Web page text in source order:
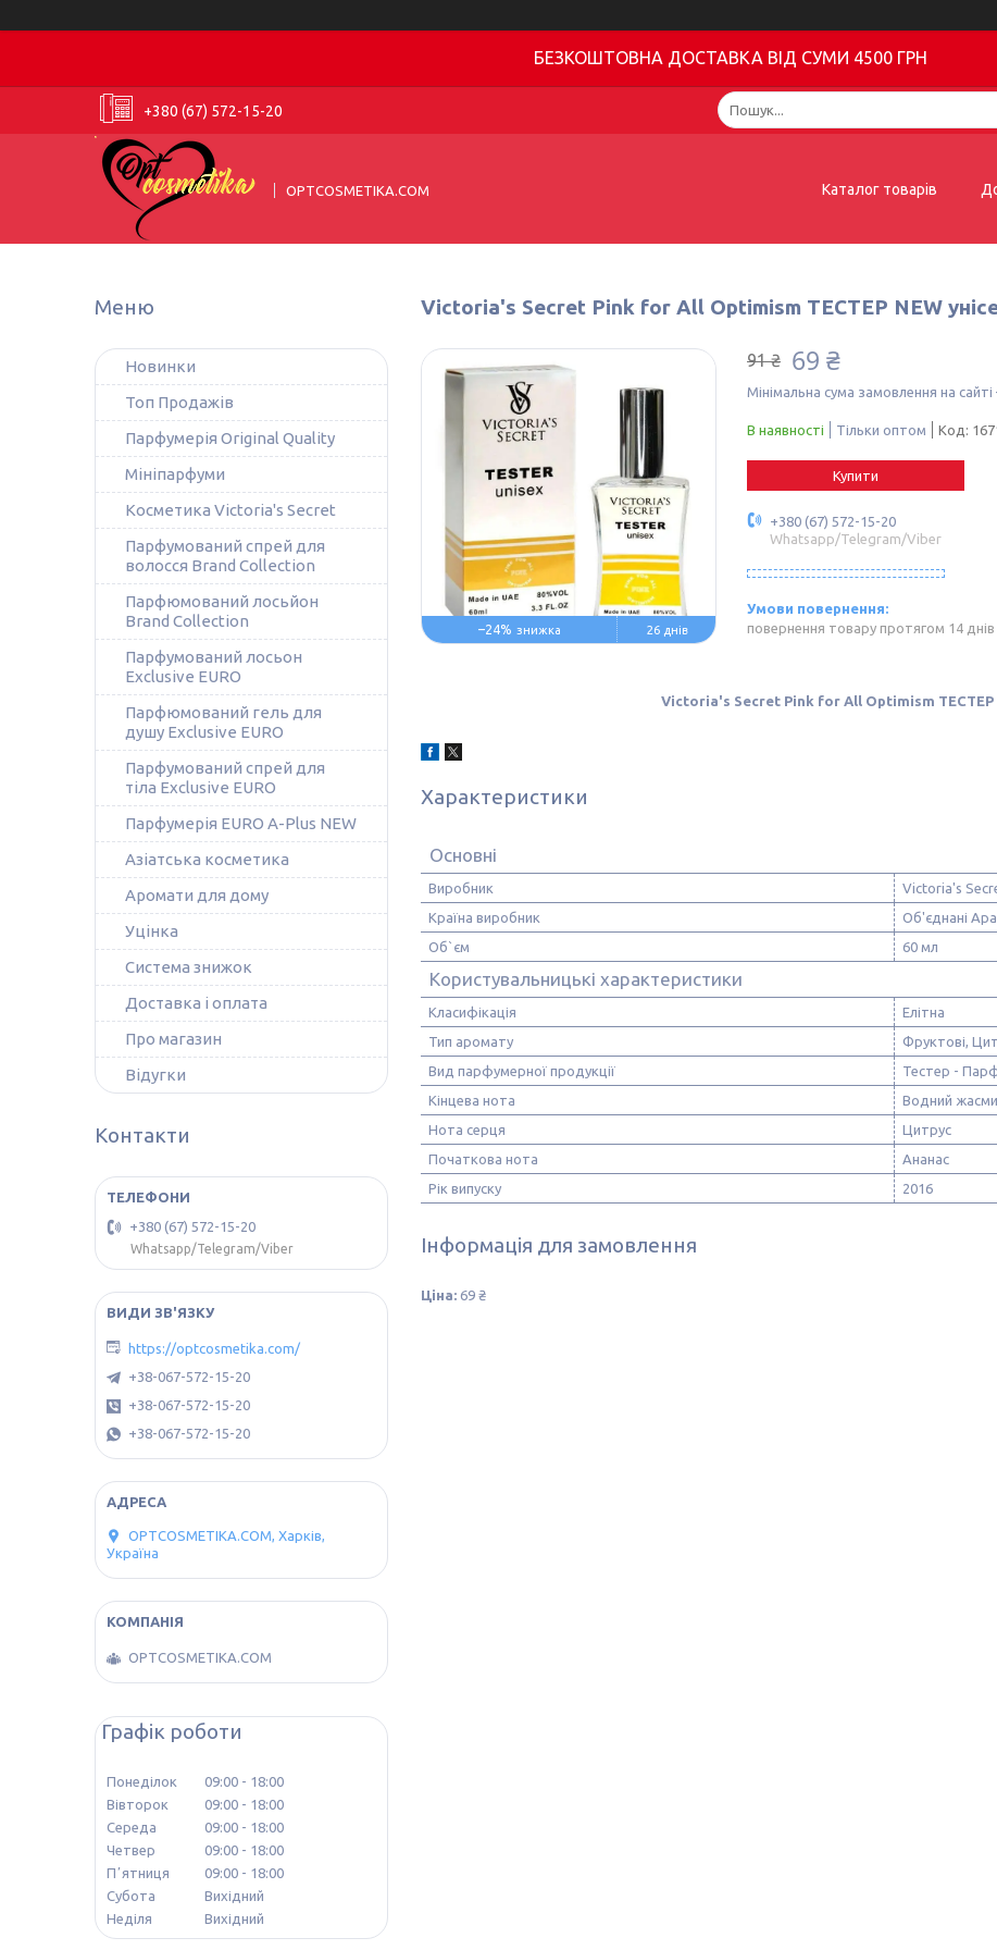
БЕЗКОШТОВНА ДОСТАВКА ВІД СУМИ 4500 ГРН
+380 (67) 572-15-20
OPTCOSMETIKA.COM Каталог товарів
Victoria's Secret Pink for All Optimism ТЕСТЕР NEW
–24% 26 днів
91 ₴ 69 ₴
Мінімальна сума замовлення на
В наявності Тільки оптом Код:
Купити
+380 (67) 572-15-20
Whatsapp/Telegram/Viber
повернення товару протягом 14 днів
Victoria's Secret Pink for All Optimism ТЕСТЕР
Характеристики
Основні
Виробник
Victoria's
Країна виробник
Об'єднані
Об`єм
60 мл
Користувальницькі характеристики
Класифікація
Елітна
Тип аромату
Фруктові,
Вид парфумерної продукції
Тестер -
Кінцева нота
Водний
Нота серця
Цитрус
Початкова нота
Ананас
Рік випуску
2016
Інформація для замовлення
Ціна: 69 ₴
Новинки
Топ Продажів
Парфумерія Original Quality
Мініпарфуми
Косметика Victoria's Secret
Парфумований спрей для
волосся Brand Collection
Парфюмований лосьйон
Brand Collection
Парфумований лосьон
Exclusive EURO
Парфюмований гель для
душу Exclusive EURO
Парфумований спрей для
тіла Exclusive EURO
Парфумерія EURO A-Plus NEW
Азіатська косметика
Аромати для дому
Уцінка
Система знижок
Доставка і оплата
Про магазин
Відугки
Контакти
+380 (67) 572-15-20
Whatsapp/Telegram/Viber
https://optcosmetika.com/
+38-067-572-15-20
+38-067-572-15-20
+38-067-572-15-20
OPTCOSMETIKA.COM, Харків,
Україна
OPTCOSMETIKA.COM
Графік роботи
Понеділок 09:00
18:00
Вівторок
09:00
18:00
Середа
09:00
18:00
Четвер
09:00
18:00
Пʼятниця
09:00
18:00
Субота
Вихідний
Неділя
Вихідний